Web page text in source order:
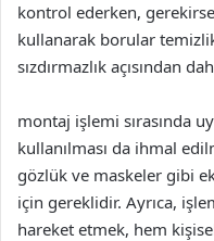
kontrol ederken,
kullanarak borular
sızdırmazlık açısından
montaj işlemi sırasında
kullanılması da ihmal
gözlük ve maskeler gibi
için gereklidir. Ayrıca,
hareket etmek, hem